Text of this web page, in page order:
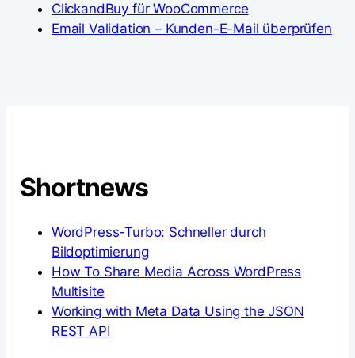
ClickandBuy für WooCommerce
Email Validation – Kunden-E-Mail überprüfen
Shortnews
WordPress-Turbo: Schneller durch
Bildoptimierung
How To Share Media Across WordPress
Multisite
Working with Meta Data Using the JSON
REST API